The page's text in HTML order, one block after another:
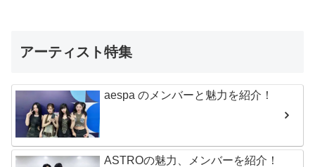
アーティスト特集
aespa のメンバーと魅力を紹介！
ASTROの魅力、メンバーを紹介！